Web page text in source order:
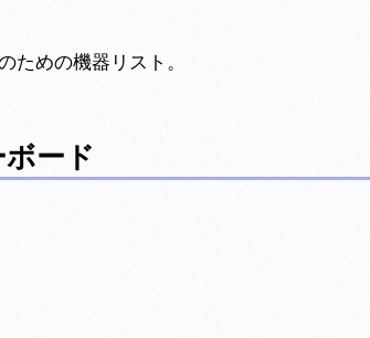
ための機器リスト。
ード